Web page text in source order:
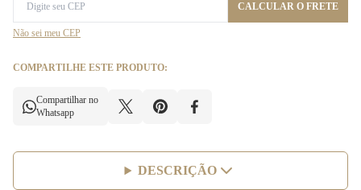
CALCULAR O FRETE
Não sei meu CEP
COMPARTILHE ESTE PRODUTO:
Compartilhar no
Whatsapp
DESCRIÇÃO